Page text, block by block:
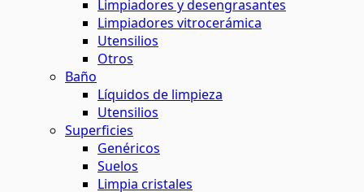
Limpiadores y desengrasantes
Limpiadores vitrocerámica
Utensilios
Otros
Baño
Líquidos de limpieza
Utensilios
Superficies
Genéricos
Suelos
Limpia cristales